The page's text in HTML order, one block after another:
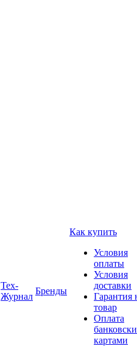
Тех-
Журнал
Бренды
Как купить
Условия
оплаты
Условия
доставки
Гарантия
товар
Оплата
картами